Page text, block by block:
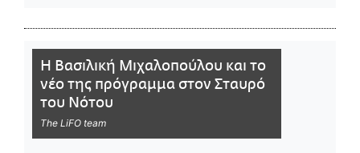
Η Βασιλική Μιχαλοπούλου και το
νέο της πρόγραμμα στον Σταυρό
του Νότου
The LiFO team